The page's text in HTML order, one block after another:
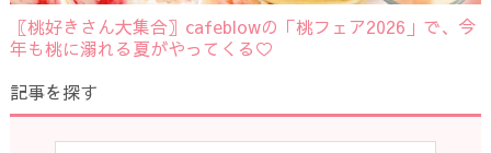
〖桃好きさん大集合〗cafeblowの「桃フェア2026」で、今
年も桃に溺れる夏がやってくる♡
記事を探す